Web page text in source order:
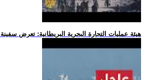
.. هيئة عمليات التجارة البحرية البريطانية: تعرض